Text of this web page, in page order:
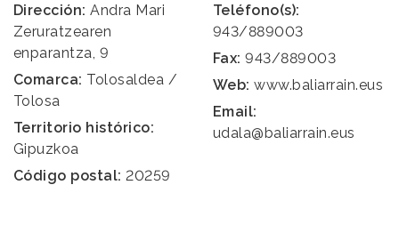
Dirección: Andra Mari
Zeruratzearen
enparantza, 9
Comarca: Tolosaldea /
Tolosa
Territorio histórico:
Gipuzkoa
Código postal: 20259
Teléfono(s):
943/889003
Fax: 943/889003
Web: www.baliarrain.eus
Email:
udala@baliarrain.eus